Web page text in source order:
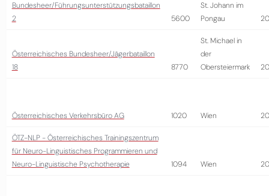
Bundesheer/Führungsunterstützungsbataillon
2
5600
St. Johann im
Pongau
Österreichisches Bundesheer/Jägerbataillon
18
8770
St. Michael in
der
Obersteiermark
Österreichisches Verkehrsbüro AG 1020 Wien
ÖTZ-NLP - Österreichisches Trainingszentrum
für Neuro-Linguistisches Programmieren und
Neuro-Linguistische Psychotherapie
1094 Wien